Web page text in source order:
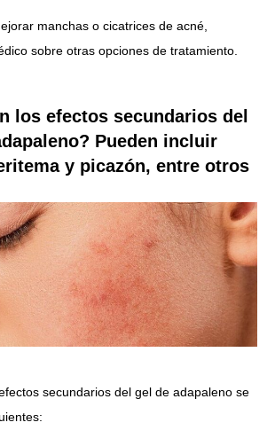
manchas o cicatrices de acné,
sobre otras opciones de tratamiento.
los efectos secundarios del
Pueden incluir
y picazón, entre otros
secundarios del gel de adapaleno se